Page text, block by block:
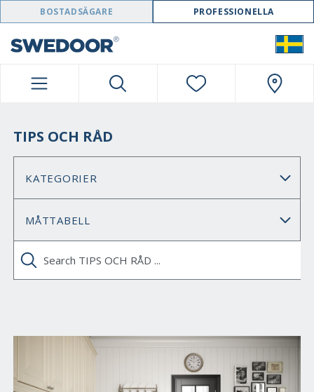
SWEDOOR NAVIGATION
BOSTADSÄGARE PROFESSIONELLA
TIPS OCH RÅD